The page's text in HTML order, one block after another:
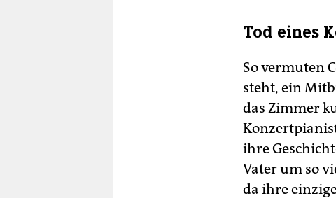
Tod eines
So vermuten
steht, ein
das Zimmer
ihre
Vater um so
da ihre